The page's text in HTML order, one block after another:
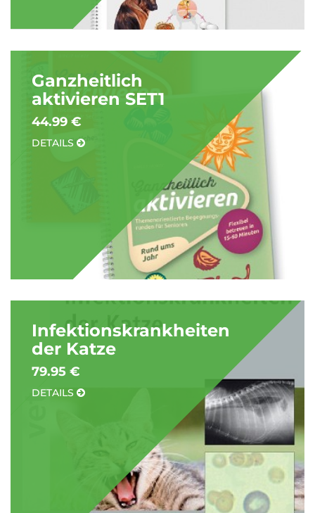
Ganzheitlich
aktivieren SET1
44.99 €
DETAILS
Infektionskrankheiten
der Katze
79.95 €
DETAILS